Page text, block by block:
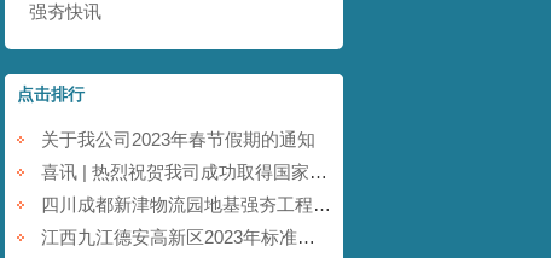
强夯快讯
点击排行
关于我公司2023年春节假期的通知
喜讯 | 热烈祝贺我司成功取得国家商标注册证书！
四川成都新津物流园地基强夯工程【康尚强夯建设】
江西九江德安高新区2023年标准厂房及配套基础设施建设项目【康尚强夯建设】